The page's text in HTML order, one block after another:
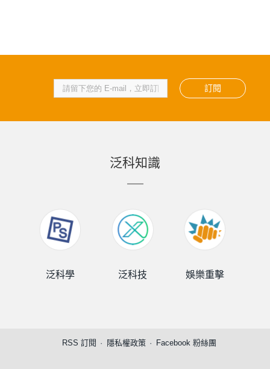
訂閱
泛科知識
泛科學 泛科技 娛樂重擊
RSS 訂閱 隱私權政策 Facebook 粉絲團